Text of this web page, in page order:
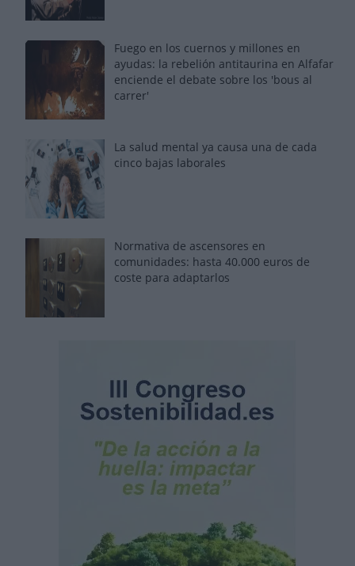
Fuego en los cuernos y millones en
ayudas: la rebelión antitaurina en Alfafar
enciende el debate sobre los 'bous al
carrer'
La salud mental ya causa una de cada
cinco bajas laborales
Normativa de ascensores en
comunidades: hasta 40.000 euros de
coste para adaptarlos